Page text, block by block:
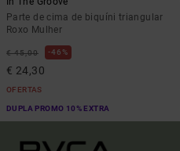
Parte de cima de biquíni triangular
Roxo Mulher
€ 45,00 46%
€ 24,30
OFERTAS
DUPLA PROMO 10% EXTRA